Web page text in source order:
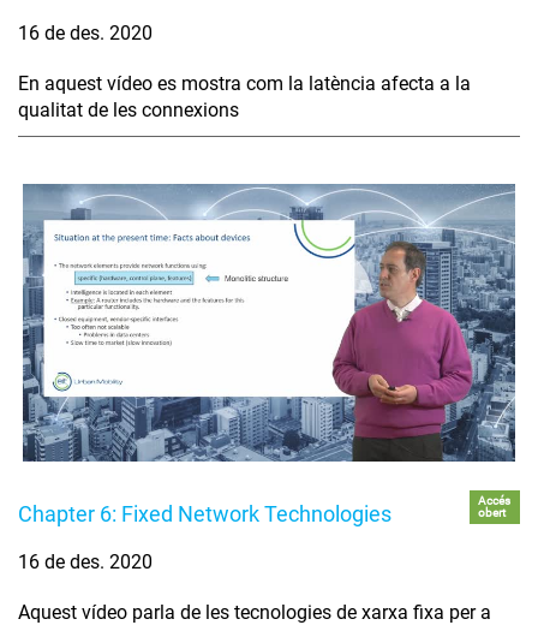
16 de des. 2020
En aquest vídeo es mostra com la latència afecta a la
qualitat de les connexions
Chapter 6: Fixed Network Technologies
Accés
obert
16 de des. 2020
Aquest vídeo parla de les tecnologies de xarxa fixa per a